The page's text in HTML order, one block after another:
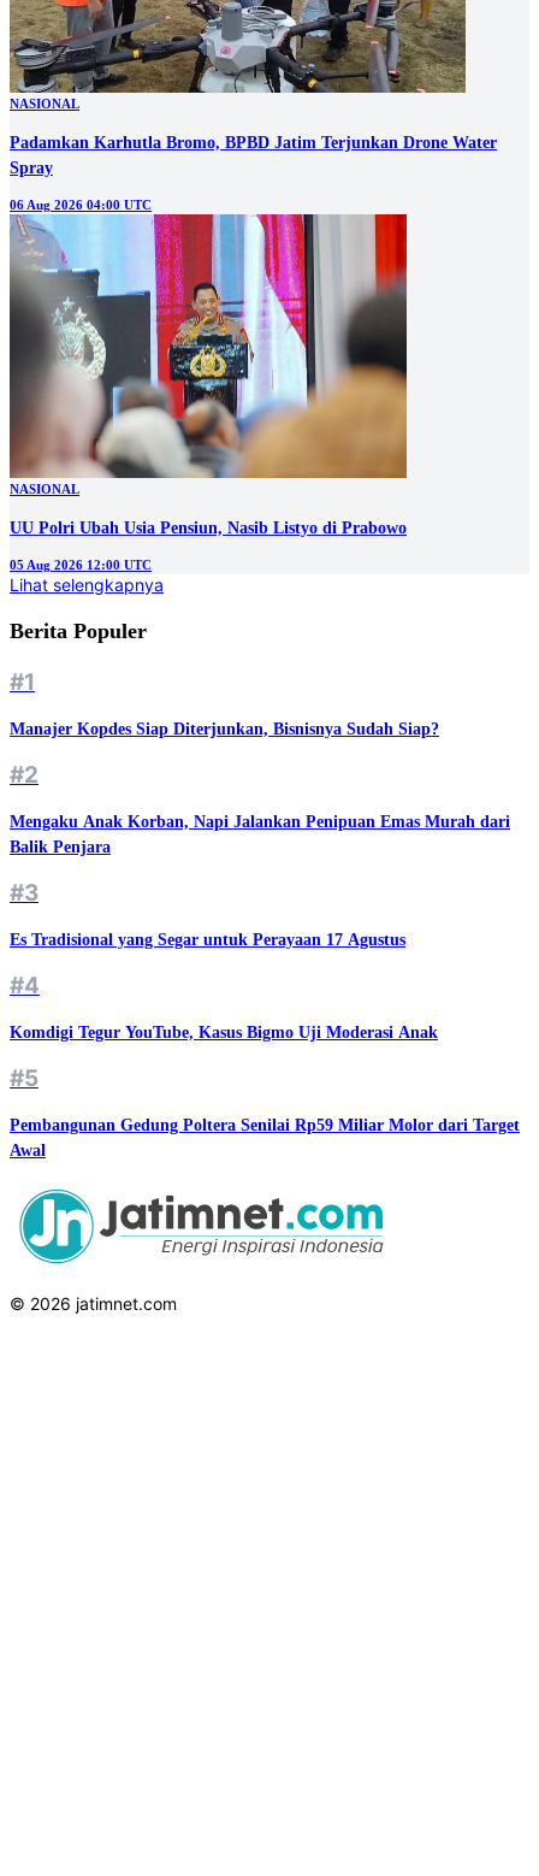
NASIONAL
Padamkan Karhutla Bromo, BPBD Jatim Terjunkan Drone Water
Spray
06 Aug 2026 04:00 UTC
NASIONAL
UU Polri Ubah Usia Pensiun, Nasib Listyo di Prabowo
05 Aug 2026 12:00 UTC
Lihat selengkapnya
Berita Populer
#1
Manajer Kopdes Siap Diterjunkan, Bisnisnya Sudah Siap?
#2
Mengaku Anak Korban, Napi Jalankan Penipuan Emas Murah dari
Balik Penjara
#3
Es Tradisional yang Segar untuk Perayaan 17 Agustus
#4
Komdigi Tegur YouTube, Kasus Bigmo Uji Moderasi Anak
#5
Pembangunan Gedung Poltera Senilai Rp59 Miliar Molor dari Target
Awal
© 2026 jatimnet.com